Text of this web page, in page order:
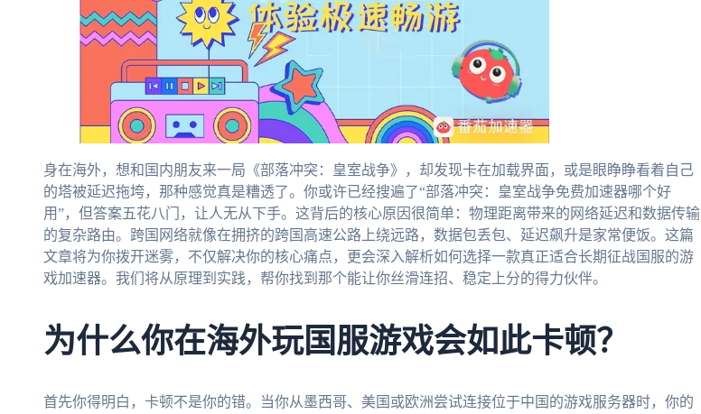
身在海外，想和国内朋友来一局《部落冲突：皇室战争》，却发现卡在加载界面，或是眼睁睁看着自己
的塔被延迟拖垮，那种感觉真是糟透了。你或许已经搜遍了“部落冲突：皇室战争免费加速器哪个好
用”，但答案五花八门，让人无从下手。这背后的核心原因很简单：物理距离带来的网络延迟和数据传输
的复杂路由。跨国网络就像在拥挤的跨国高速公路上绕远路，数据包丢包、延迟飙升是家常便饭。这篇
文章将为你拨开迷雾，不仅解决你的核心痛点，更会深入解析如何选择一款真正适合长期征战国服的游
戏加速器。我们将从原理到实践，帮你找到那个能让你丝滑连招、稳定上分的得力伙伴。
为什么你在海外玩国服游戏会如此卡顿？
首先你得明白，卡顿不是你的错。当你从墨西哥、美国或欧洲尝试连接位于中国的游戏服务器时，你的